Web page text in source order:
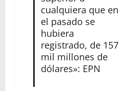
cualquiera que en
el pasado se
hubiera
registrado, de 157
mil millones de
dólares»: EPN